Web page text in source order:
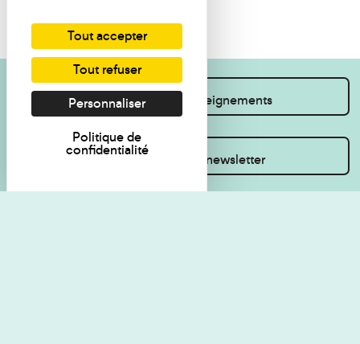
Je souhaite des renseignements
Inscrivez-vous à la newsletter
Tout accepter
Tout refuser
Personnaliser
Politique de
confidentialité